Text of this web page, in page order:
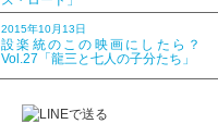
2015年10月13日
設楽統のこの映画にしたら？
Vol.27「龍三と七人の子分たち」